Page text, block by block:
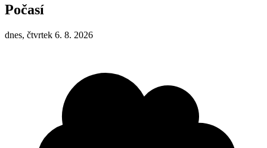
Počasí
dnes, čtvrtek 6. 8. 2026